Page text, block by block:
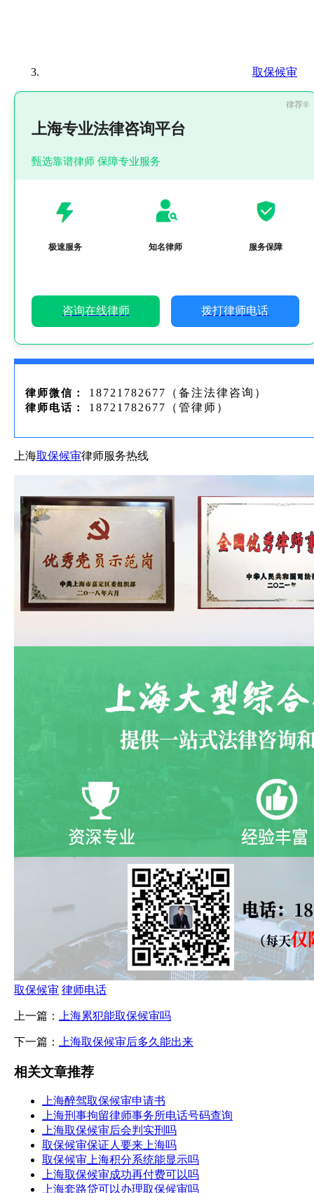
取保候审
上海专业法律咨询平台
甄选靠谱律师 保障专业服务
极速服务 知名律师 服务保障
咨询在线律师 拨打律师电话
律师微信： 18721782677（备注法律咨询）
律师电话： 18721782677（管律师）
上海取保候审律师服务热线
取保候审 律师电话
上一篇： 上海累犯能取保候审吗
下一篇： 上海取保候审后多久能出来
相关文章推荐
上海醉驾取保候审申请书
上海刑事拘留律师事务所电话号码查询
上海取保候审后会判实刑吗
取保候审保证人要来上海吗
取保候审上海积分系统能显示吗
上海取保候审成功再付费可以吗
上海套路贷可以办理取保候审吗